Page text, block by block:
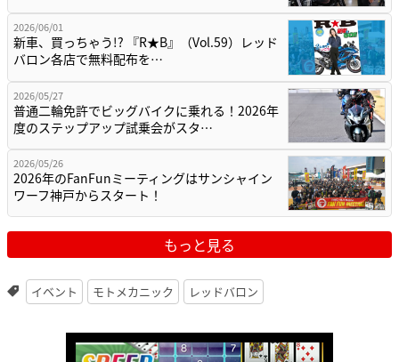
2026/06/01
新車、買っちゃう!? 『R★B』（Vol.59）レッド
バロン各店で無料配布を…
2026/05/27
普通二輪免許でビッグバイクに乗れる！2026年
度のステップアップ試乗会がスタ…
2026/05/26
2026年のFanFunミーティングはサンシャイン
ワーフ神戸からスタート！
もっと見る
イベント モトメカニック レッドバロン